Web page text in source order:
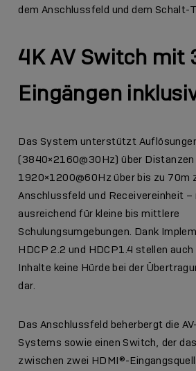
dem Anschlussfeld und dem Schalt-
4K AV Switch mit
Eingängen
Das System unterstützt
(3840×2160@30Hz) über Distanzen
1920×1200@60Hz über bis zu 70m
Anschlussfeld und Receivereinheit –
ausreichend für kleine bis mittlere
Schulungsumgebungen. Dank
HDCP 2.2 und HDCP1.4 stellen
Inhalte keine Hürde bei der
dar.
Das Anschlussfeld beherbergt die
Systems sowie einen Switch, der
zwischen zwei HDMI®-